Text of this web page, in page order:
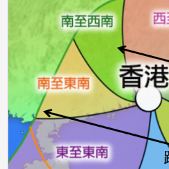
升
降
吗？